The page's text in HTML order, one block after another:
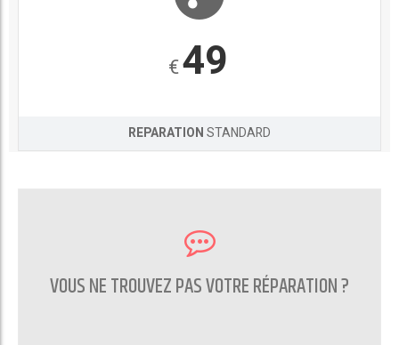
€49
REPARATIONSTANDARD
VOUS NE TROUVEZ PAS VOTRE RÉPARATION ?
CONTACTEZ NOUS